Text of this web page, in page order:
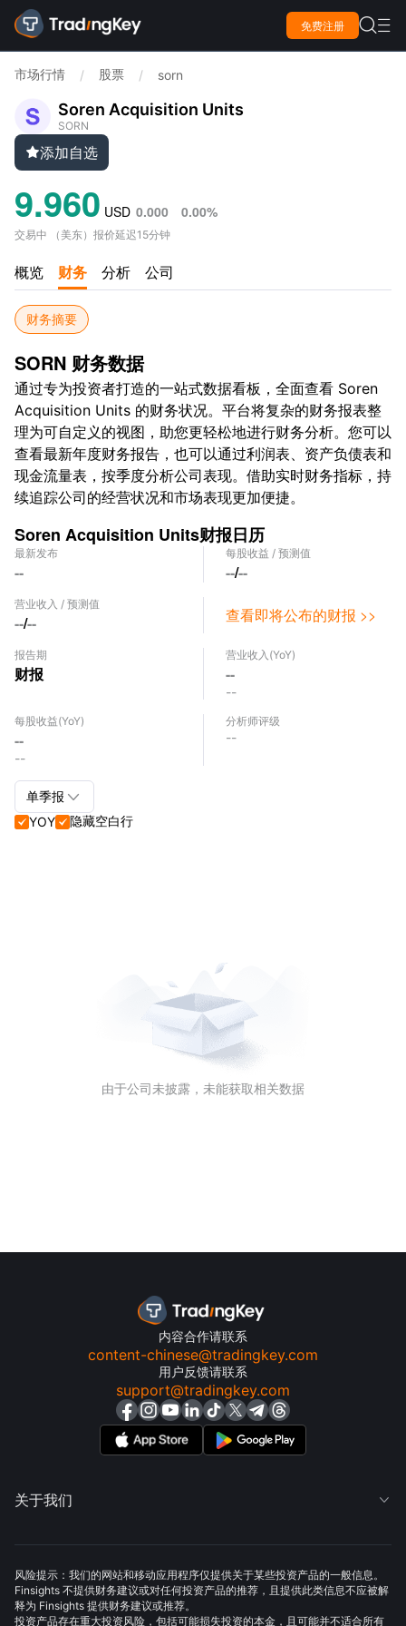
免费注册  
市场行情 / 股票 / sorn
Soren Acquisition Units
SORN
添加自选
9.960 USD 0.000 0.00%
交易中 （ 美东） 报价延迟15分钟
概览 财务 分析 公司
财务摘要
SORN 财务数据
通过专为投资者打造的一站式数据看板，全面查看 Soren
Acquisition Units 的财务状况。平台将复杂的财务报表整
理为可自定义的视图，助您更轻松地进行财务分析。您可以
查看最新年度财务报告，也可以通过利润表、资产负债表和
现金流量表，按季度分析公司表现。借助实时财务指标，持
续追踪公司的经营状况和市场表现更加便捷。
Soren Acquisition Units财报日历
最新发布
--
每股收益 / 预测值
--/--
营业收入 / 预测值
--/-- 查看即将公布的财报 >>
报告期
财报
营业收入 (YoY)
--
--
每股收益(YoY)
--
--
分析师评级
--
单季报 
YOY隐藏空白行
由于公司未披露，未能获取相关数据
内容合作请联系
content-chinese@tradingkey.com
用户反馈请联系
support@tradingkey.com
关于我们 
风险提示：我们的网站和移动应用程序仅提供关于某些投资产品的一般信息。
Finsights 不提供财务建议或对任何投资产品的推荐，且提供此类信息不应被解
释为 Finsights 提供财务建议或推荐。
投资产品存在重大投资风险，包括可能损失投资的本金，且可能并不适合所有